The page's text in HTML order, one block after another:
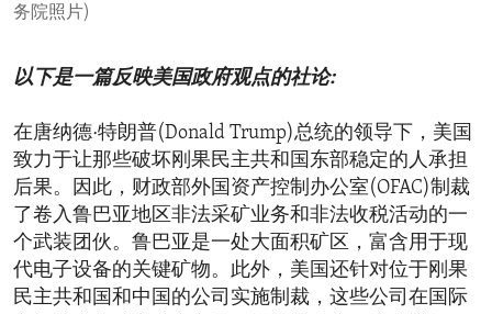
务院照片)
以下是一篇反映美国政府观点的社论:
在唐纳德·特朗普(Donald Trump)总统的领导下，美国
致力于让那些破坏刚果民主共和国东部稳定的人承担
后果。因此，财政部外国资产控制办公室(OFAC)制裁
了卷入鲁巴亚地区非法采矿业务和非法收税活动的一
个武装团伙。鲁巴亚是一处大面积矿区，富含用于现
代电子设备的关键矿物。此外，美国还针对位于刚果
民主共和国和中国的公司实施制裁，这些公司在国际